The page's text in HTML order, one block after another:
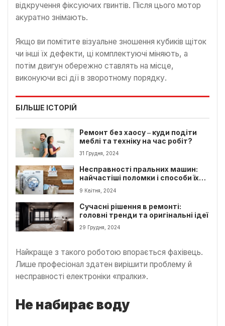
відкручення фіксуючих гвинтів. Після цього мотор
акуратно знімають.
Якщо ви помітите візуальне зношення кубиків щіток
чи інші їх дефекти, ці комплектуючі міняють, а
потім двигун обережно ставлять на місце,
виконуючи всі дії в зворотному порядку.
БІЛЬШЕ ІСТОРІЙ
Ремонт без хаосу ‒ куди подіти
меблі та техніку на час робіт?
31 Грудня, 2024
Несправності пральних машин:
найчастіші поломки і способи їх
вирішення
9 Квітня, 2024
Сучасні рішення в ремонті:
головні тренди та оригінальні ідеї
29 Грудня, 2024
Найкраще з такого роботою впорається фахівець.
Лише професіонал здатен вирішити проблему й
несправності електроніки «пралки».
Не набирає воду